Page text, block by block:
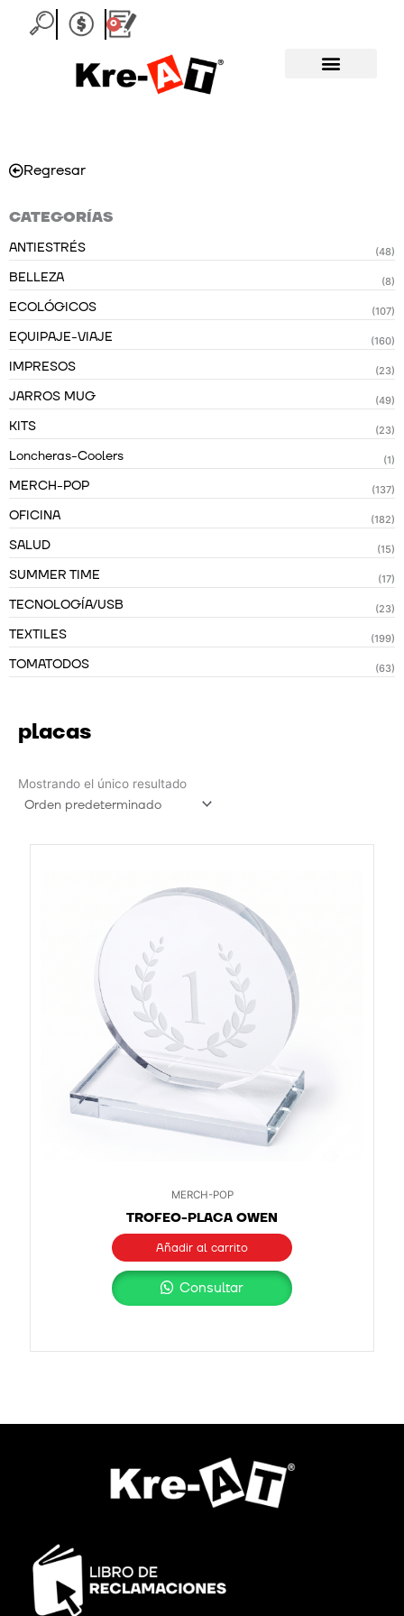
0
Carrito
Regresar
CATEGORÍAS
ANTIESTRÉS (48)
BELLEZA (8)
ECOLÓGICOS (107)
EQUIPAJE-VIAJE (160)
IMPRESOS (23)
JARROS MUG (49)
KITS (23)
Loncheras-Coolers (1)
MERCH-POP (137)
OFICINA (182)
SALUD (15)
SUMMER TIME (17)
TECNOLOGÍA/USB (23)
TEXTILES (199)
TOMATODOS (63)
placas
Mostrando el único resultado
MERCH-POP
TROFEO-PLACA OWEN
Añadir al carrito
Consultar